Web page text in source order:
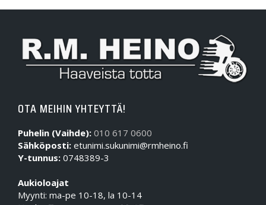
OTA MEIHIN YHTEYTTÄ!
Puhelin (Vaihde): 010 617 0600
Sähköposti: etunimi.sukunimi@rmheino.fi
Y-tunnus: 0748389-3
Aukioloajat
Myynti: ma-pe 10-18, la 10-14